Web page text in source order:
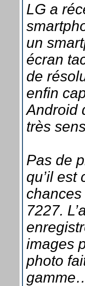
LG a
un
écran
de
enfin
Android
très
Pas de
qu’il est
7227.
images
photo